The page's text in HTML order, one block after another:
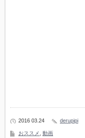
2016 03.24 derupipi
おススメ 動画